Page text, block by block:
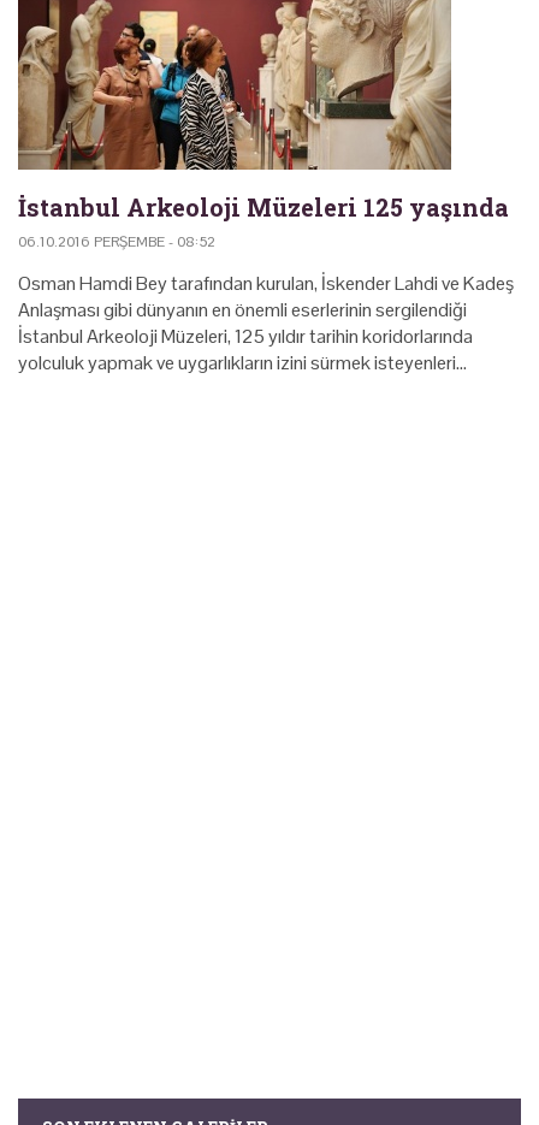
İstanbul Arkeoloji Müzeleri 125 yaşında
06.10.2016 PERŞEMBE - 08:52
Osman Hamdi Bey tarafından kurulan, İskender Lahdi ve Kadeş
Anlaşması gibi dünyanın en önemli eserlerinin sergilendiği
İstanbul Arkeoloji Müzeleri, 125 yıldır tarihin koridorlarında
yolculuk yapmak ve uygarlıkların izini sürmek isteyenleri…